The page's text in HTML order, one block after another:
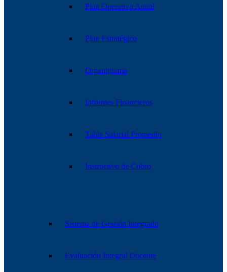
Plan Operativo Anual
Plan Estratégico
Organigrama
Informes Financieros
Tabla Salarial Promedio
Instructivo de Cobro
Sistema de Gestión Integrado
Evaluación Integral Docente